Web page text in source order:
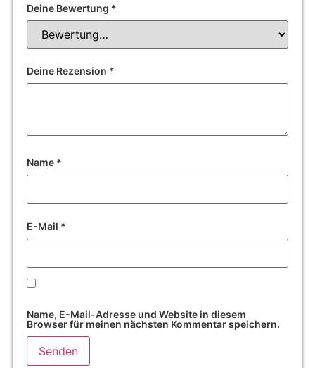
Deine Bewertung *
Deine Rezension *
Name *
E-Mail *
Name, E-Mail-Adresse und Website in diesem
Browser für meinen nächsten Kommentar speichern.